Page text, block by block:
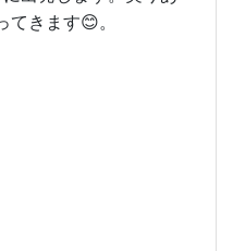
てきます😊。